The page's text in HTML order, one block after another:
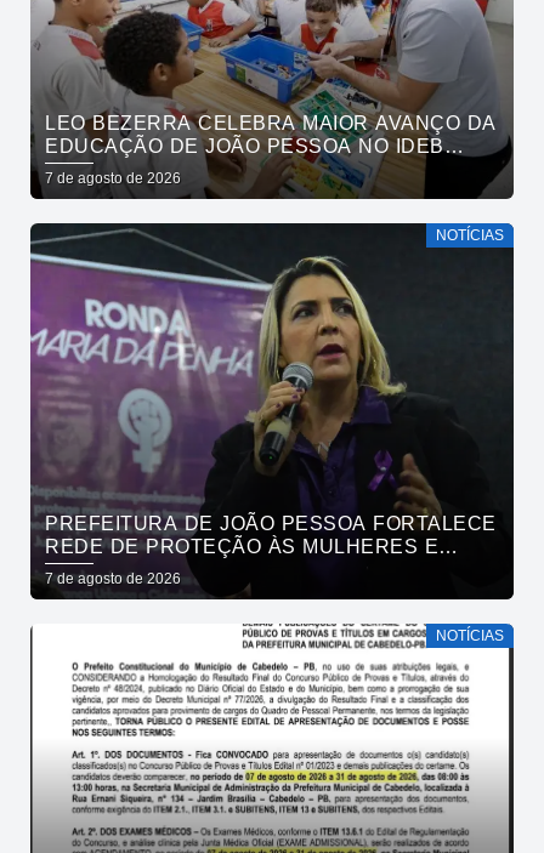
LEO BEZERRA CELEBRA MAIOR AVANÇO DA
EDUCAÇÃO DE JOÃO PESSOA NO IDEB
ENTRE CAPITAIS DO NORDESTE
7 de agosto de 2026
NOTÍCIAS
PREFEITURA DE JOÃO PESSOA FORTALECE
REDE DE PROTEÇÃO ÀS MULHERES E
ENTENDE QUE ACOLHER É SALVAR VIDAS
7 de agosto de 2026
NOTÍCIAS